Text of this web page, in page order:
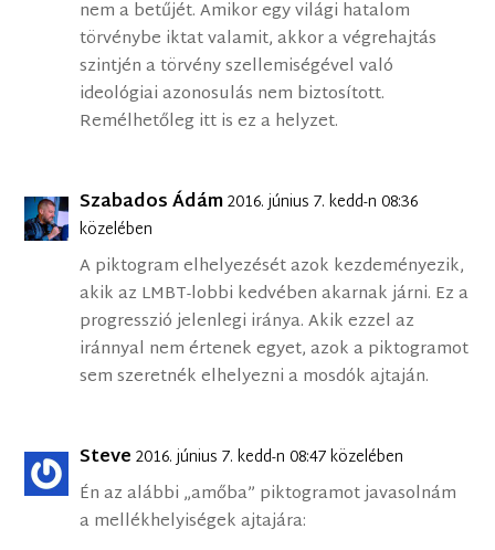
nem a betűjét. Amikor egy világi hatalom
törvénybe iktat valamit, akkor a végrehajtás
szintjén a törvény szellemiségével való
ideológiai azonosulás nem biztosított.
Remélhetőleg itt is ez a helyzet.
Szabados Ádám2016. június 7. kedd-n 08:36
közelében
A piktogram elhelyezését azok kezdeményezik,
akik az LMBT-lobbi kedvében akarnak járni. Ez a
progresszió jelenlegi iránya. Akik ezzel az
iránnyal nem értenek egyet, azok a piktogramot
sem szeretnék elhelyezni a mosdók ajtaján.
Steve 2016. június 7. kedd-n 08:47 közelében
Én az alábbi „amőba” piktogramot javasolnám
a mellékhelyiségek ajtajára: